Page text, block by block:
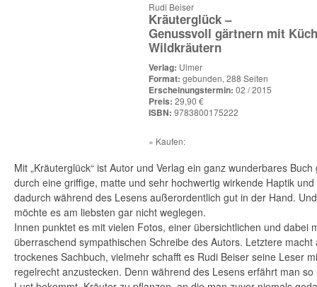
Rudi Beiser
Kräuterglück –
Genussvoll gärtnern mit
Wildkräutern
Verlag: Ulmer
Format: gebunden, 288 Seiten
Erscheinungstermin: 02 / 2015
Preis: 29,90 €
ISBN: 9783800175222
» Kaufen:
Mit „Kräuterglück“ ist Autor und Verlag ein ganz wunderbares
durch eine griffige, matte und sehr hochwertig wirkende Haptik
dadurch während des Lesens außerordentlich gut in der Hand.
möchte es am liebsten gar nicht weglegen.
Innen punktet es mit vielen Fotos, einer übersichtlichen und dabei
überraschend sympathischen Schreibe des Autors. Letztere
trockenes Sachbuch, vielmehr schafft es Rudi Beiser seine Leser
regelrecht anzustecken. Denn während des Lesens erfährt man